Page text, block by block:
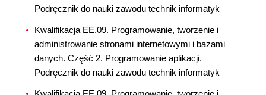
Podręcznik do nauki zawodu technik informatyk
Kwalifikacja EE.09. Programowanie, tworzenie i
administrowanie stronami internetowymi i bazami
danych. Część 2. Programowanie aplikacji.
Podręcznik do nauki zawodu technik informatyk